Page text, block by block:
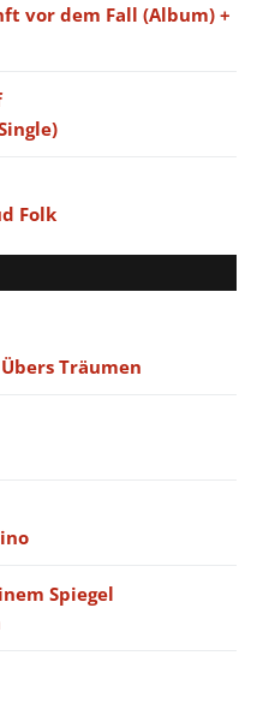
vor dem Fall (Album) +
Folk
Träumen